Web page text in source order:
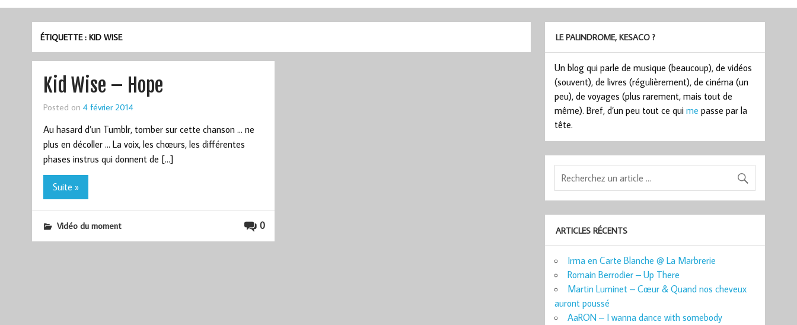
ÉTIQUETTE :KID WISE
Kid Wise – Hope
Posted on 4 février 2014
Au hasard d’un Tumblr, tomber sur cette chanson … ne
plus en décoller … La voix, les chœurs, les différentes
phases instrus qui donnent de […]
Suite »
0
Vidéo du moment
LE PALINDROME, KESACO ?
Un blog qui parle de musique (beaucoup), de vidéos
(souvent), de livres (régulièrement), de cinéma (un
peu), de voyages (plus rarement, mais tout de
même). Bref, d’un peu tout ce quime passe par la
tête.
ARTICLES RÉCENTS
Irma en Carte Blanche @ La Marbrerie
Romain Berrodier – Up There
Martin Luminet – Cœur & Quand nos cheveux
auront poussé
AaRON – I wanna dance with somebody